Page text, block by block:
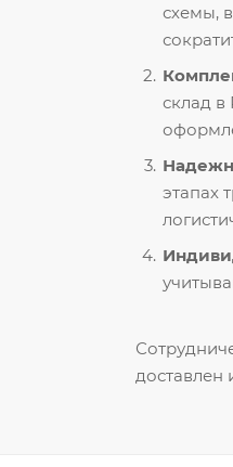
схемы,
склад в
этапах
доставлен